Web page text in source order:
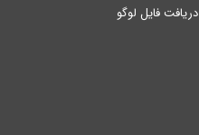
دریافت فایل لوگو